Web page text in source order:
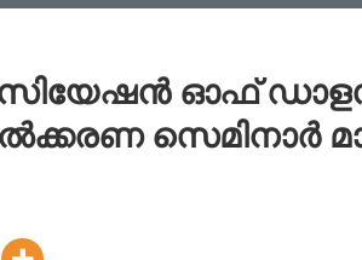
ഓഫ്
സെമിനാർ